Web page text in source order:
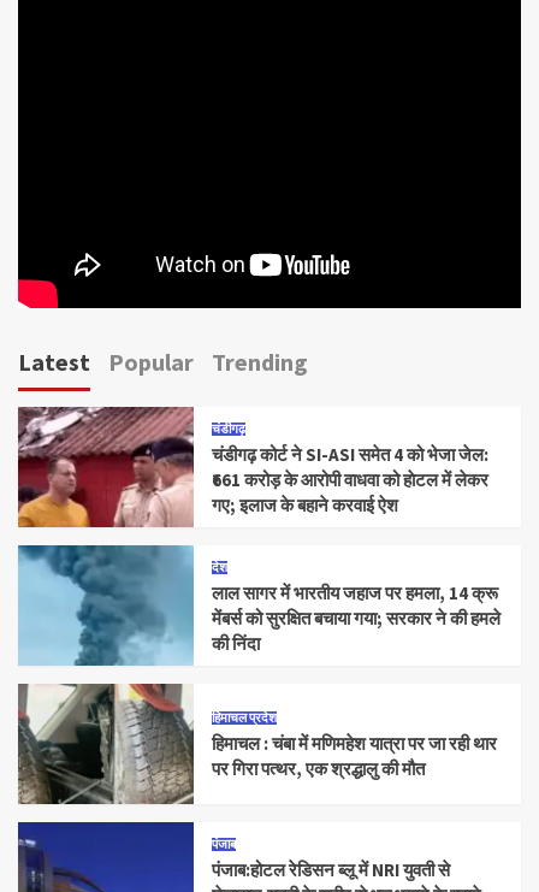
Latest Popular Trending
चंडीगढ़
चंडीगढ़ कोर्ट ने SI-ASI समेत 4 को भेजा जेल:
₹661 करोड़ के आरोपी वाधवा को हाेटल में लेकर
गए; इलाज के बहाने करवाई ऐश
देश
लाल सागर में भारतीय जहाज पर हमला, 14 क्रू
मेंबर्स को सुरक्षित बचाया गया; सरकार ने की हमले
की निंदा
हिमाचल प्रदेश
हिमाचल : चंबा में मणिमहेश यात्रा पर जा रही थार
पर गिरा पत्थर, एक श्रद्धालु की मौत
पंजाब
पंजाब:होटल रेडिसन ब्लू में NRI युवती से